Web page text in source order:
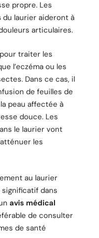
propre. Les
du laurier aideront à
articulaires.
traiter les
l’eczéma ou les
Dans ce cas, il
de feuilles de
peau affectée à
douce. Les
le laurier vont
les
au laurier
dans
avis médical
de consulter
de santé